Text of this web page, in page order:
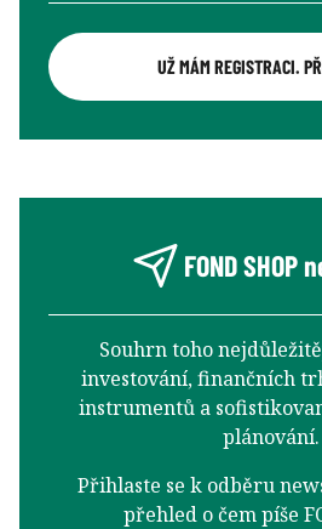
UŽ MÁM REGISTRACI.
FOND SHOP
Souhrn toho
investování, finančních
instrumentů a
plánování.
Přihlaste se k odběru
přehled o čem píše